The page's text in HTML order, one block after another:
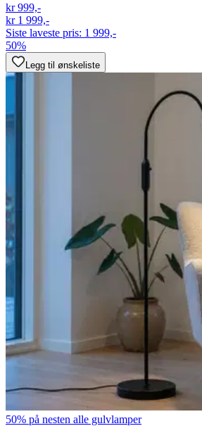
kr 999,-
kr 1 999,-
Siste laveste pris: 1 999,-
50%
Legg til ønskeliste
50% på nesten alle gulvlamper